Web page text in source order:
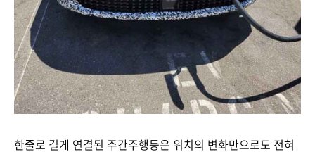
한줄로 길게 연결된 주간주행등은 위치의 변화만으로도 전혀